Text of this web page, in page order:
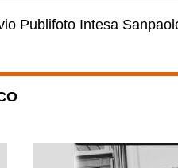
Publifoto Intesa